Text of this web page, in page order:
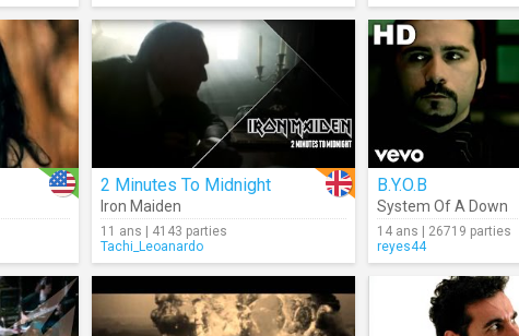
2 Minutes To Midnight
Iron Maiden
11 ans | 4143 parties
Tachi_Leoanardo
B.Y.O.B
System Of A Down
14 ans | 26719 parties
reyes44